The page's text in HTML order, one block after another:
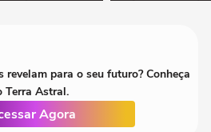
revelam para o seu futuro? Conheça
Terra Astral.
Agora